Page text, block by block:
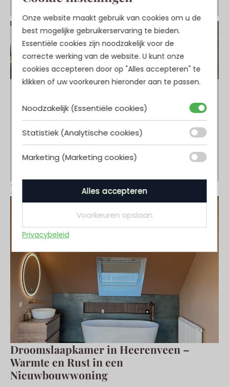
Bekijk ook
Droomslaapkamer in Heerenveen –
Warmte en Rust in een
Nieuwbouwwoning
Onze website maakt gebruik van cookies om u de
best mogelijke gebruikerservaring te bieden.
Essentiële cookies zijn noodzakelijk voor de
correcte werking van de website. U kunt onze
cookies accepteren door op "Alles accepteren" te
klikken of uw voorkeuren hieronder aan te passen.
Noodzakelijk (Essentiële cookies)
Statistiek (Analytische cookies)
Marketing (Marketing cookies)
Alles accepteren
Voorkeuren opslaan
Privacybeleid